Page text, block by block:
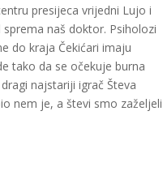
presijeca vrijedni Lujo i
naš doktor. Psiholozi
do kraja Čekićari imaju
tako da se očekuje burna
najstariji igrač Števa
nem je, a števi smo zaželjeli